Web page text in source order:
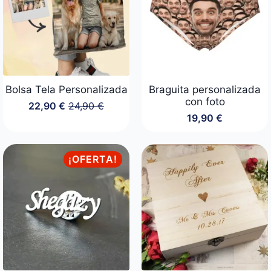
Bolsa Tela Personalizada
24,90€
El
era:
24,90 €.
22,90€ El
es:
22,90 €.
Braguita personalizada
con foto
19,90 €
¡OFERTA!